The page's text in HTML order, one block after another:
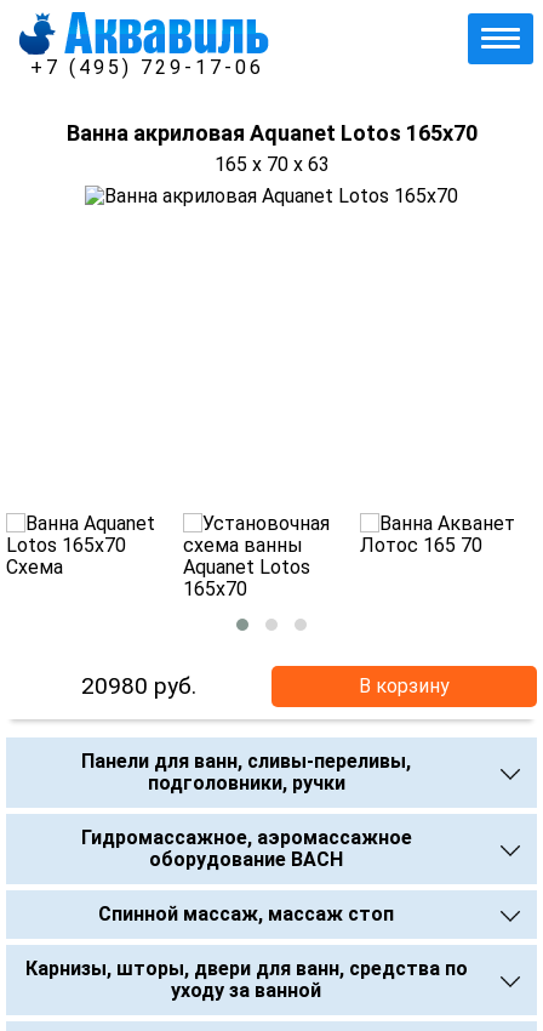
+7 (495) 729-17-06
Ванна акриловая Aquanet Lotos 165x70
165 x 70 x 63
20980 руб. В корзину
Панели для ванн, сливы-переливы,
подголовники, ручки
Гидромассажное, аэромассажное
оборудование BACH
Спинной массаж, массаж стоп
Карнизы, шторы, двери для ванн, средства по
уходу за ванной